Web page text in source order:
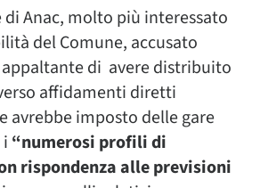
Anac, molto più interessato
del Comune, accusato
di avere distribuito
affidamenti diretti
avrebbe imposto delle gare
i “numerosi profili di
rispondenza alle previsioni